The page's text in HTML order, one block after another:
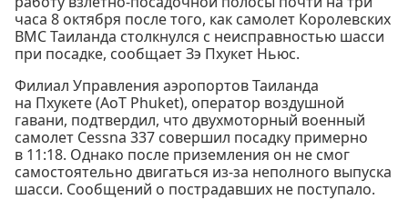
часа 8 октября после того, как самолет Королевских
ВМС Таиланда столкнулся с неисправностью шасси
при посадке, сообщает Зэ Пхукет Ньюс.
Филиал Управления аэропортов Таиланда
на Пхукете (AoT Phuket), оператор воздушной
гавани, подтвердил, что двухмоторный военный
самолет Cessna 337 совершил посадку примерно
в 11:18. Однако после приземления он не смог
самостоятельно двигаться из-за неполного выпуска
шасси. Сообщений о пострадавших не поступало.